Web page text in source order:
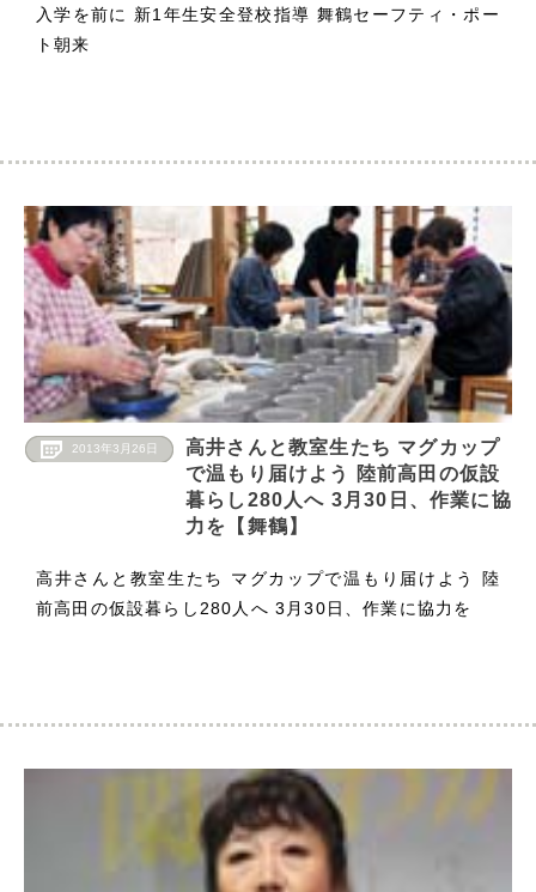
入学を前に 新1年生安全登校指導 舞鶴セーフティ・ポー
ト朝来
2013年3月26日
高井さんと教室生たち マグカップ
で温もり届けよう 陸前高田の仮設
暮らし280人へ 3月30日、作業に協
力を【舞鶴】
高井さんと教室生たち マグカップで温もり届けよう 陸
前高田の仮設暮らし280人へ 3月30日、作業に協力を